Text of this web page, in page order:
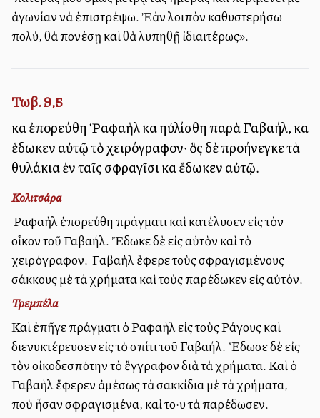
ἀγωνίαν νὰ ἐπιστρέψω. Ἐὰν λοιπὸν καθυστερήσω
πολύ, θὰ πονέσῃ καὶ θὰ λυπηθῇ ἰδιαιτέρως».
Τωβ. 9,5
καὶ ἐπορεύθη Ῥαφαὴλ καὶ ηὐλίσθη παρὰ Γαβαήλ, καὶ
ἔδωκεν αὐτῷ τὸ χειρόγραφον· ὃς δὲ προήνεγκε τὰ
θυλάκια ἐν ταῖς σφραγῖσι καὶ ἔδωκεν αὐτῷ.
Κολιτσάρα
Ὁ Ραφαὴλ ἐπορεύθη πράγματι καὶ κατέλυσεν εἰς τὸν
οἶκον τοῦ Γαβαήλ. Ἔδωκε δὲ εἰς αὐτὸν καὶ τὸ
χειρόγραφον. Ὁ Γαβαὴλ ἔφερε τοὺς σφραγισμένους
σάκκους μὲ τὰ χρήματα καὶ τοὺς παρέδωκεν εἰς αὐτόν.
Τρεμπέλα
Καὶ ἐπῆγε πράγματι ὁ Ραφαὴλ εἰς τοὺς Ράγους καὶ
διενυκτέρευσεν εἰς τὸ σπίτι τοῦ Γαβαήλ. Ἔδωσε δὲ εἰς
τὸν οἰκοδεσπότην τὸ ἔγγραφον διὰ τὰ χρήματα. Καὶ ὁ
Γαβαὴλ ἔφερεν ἀμέσως τὰ σακκίδια μὲ τὰ χρήματα,
ποὺ ἦσαν σφραγισμένα, καὶ το·υ τὰ παρέδωσεν.